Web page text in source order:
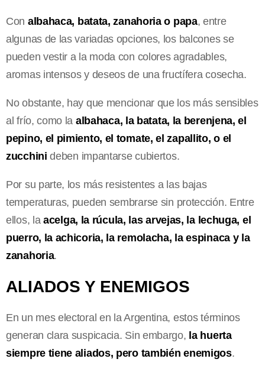
Con albahaca, batata, zanahoria o papa, entre
algunas de las variadas opciones, los balcones se
pueden vestir a la moda con colores agradables,
aromas intensos y deseos de una fructífera cosecha.
No obstante, hay que mencionar que los más sensibles
al frío, como la albahaca, la batata, la berenjena, el
pepino, el pimiento, el tomate, el zapallito, o el
zucchini deben impantarse cubiertos.
Por su parte, los más resistentes a las bajas
temperaturas, pueden sembrarse sin protección. Entre
ellos, laacelga, la rúcula, las arvejas, la lechuga, el
puerro, la achicoria, la remolacha, la espinaca y la
zanahoria.
ALIADOS Y ENEMIGOS
En un mes electoral en la Argentina, estos términos
generan clara suspicacia. Sin embargo, la huerta
siempre tiene aliados, pero también enemigos.